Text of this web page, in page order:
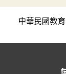
中華民國教